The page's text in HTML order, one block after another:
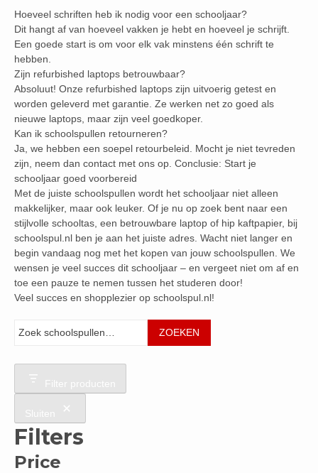
Hoeveel schriften heb ik nodig voor een schooljaar?
Dit hangt af van hoeveel vakken je hebt en hoeveel je schrijft.
Een goede start is om voor elk vak minstens één schrift te
hebben.
Zijn refurbished laptops betrouwbaar?
Absoluut! Onze refurbished laptops zijn uitvoerig getest en
worden geleverd met garantie. Ze werken net zo goed als
nieuwe laptops, maar zijn veel goedkoper.
Kan ik schoolspullen retourneren?
Ja, we hebben een soepel retourbeleid. Mocht je niet tevreden
zijn, neem dan contact met ons op. Conclusie: Start je
schooljaar goed voorbereid
Met de juiste schoolspullen wordt het schooljaar niet alleen
makkelijker, maar ook leuker. Of je nu op zoek bent naar een
stijlvolle schooltas, een betrouwbare laptop of hip kaftpapier, bij
schoolspul.nl ben je aan het juiste adres. Wacht niet langer en
begin vandaag nog met het kopen van jouw schoolspullen. We
wensen je veel succes dit schooljaar – en vergeet niet om af en
toe een pauze te nemen tussen het studeren door!
Veel succes en shopplezier op schoolspul.nl!
ZOEKEN
Filter producten
Sluiten
Filters
Price